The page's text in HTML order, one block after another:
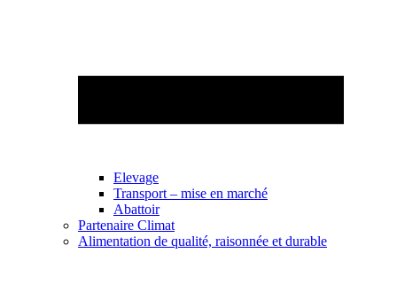
Elevage
Transport – mise en marché
Abattoir
Partenaire Climat
Alimentation de qualité, raisonnée et durable